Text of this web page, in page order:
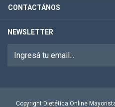
CONTACTÁNOS
NEWSLETTER
Copyright Dietética Online